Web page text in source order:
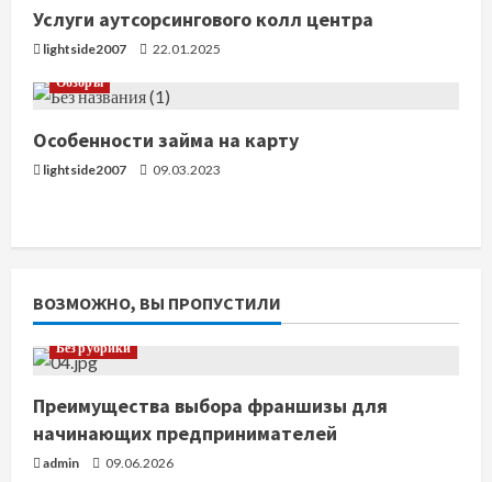
е
Услуги аутсорсингового колл центра
lightside2007
22.01.2025
Обзоры
Особенности займа на карту
lightside2007 09.03.2023
ВОЗМОЖНО, ВЫ ПРОПУСТИЛИ
Без рубрики
Преимущества выбора франшизы для
начинающих предпринимателей
admin 09.06.2026